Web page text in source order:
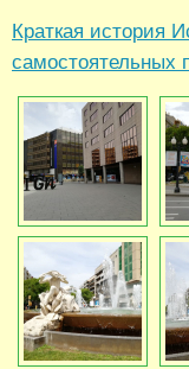
Краткая история
самостоятельных